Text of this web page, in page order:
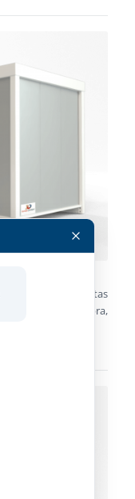
mano) de casetas
para oficinas de obra,